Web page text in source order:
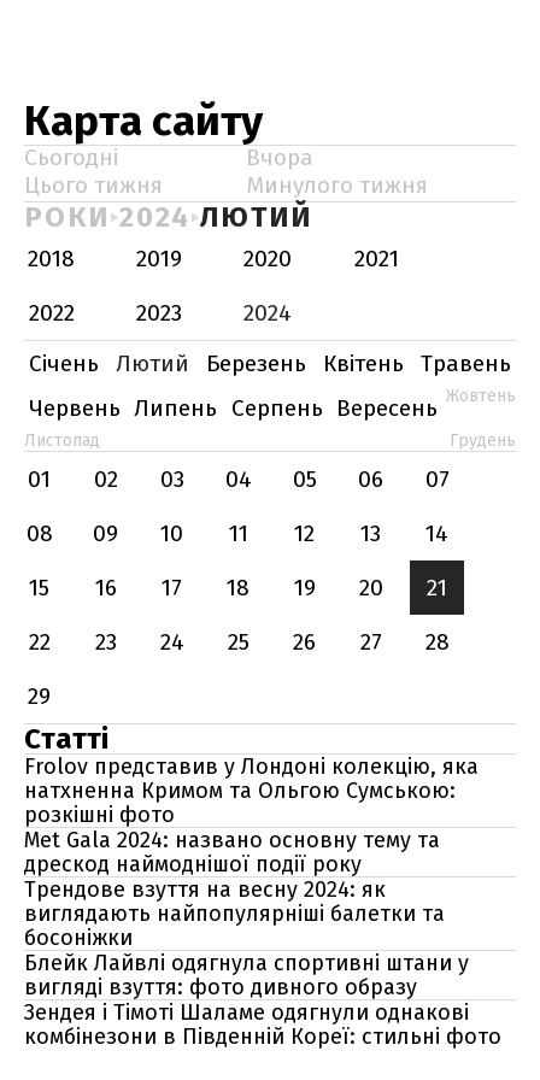
Карта сайту
Сьогодні
Вчора
Цього тижня
Минулого тижня
РОКИ 2024 ЛЮТИЙ
2018 2019 2020
2021
2022
2023
2024
Січень
Лютий Березень Квітень
Травень
Червень Липень Серпень Вересень Жовтень
Листопад Грудень
01 02 03 04 05 06
07
08
09 10 11 12 13
14
15
16 17 18 19 20
21
22
23 24 25 26 27
28
29
Статті
Frolov представив у Лондоні колекцію, яка
натхненна Кримом та Ольгою Сумською:
розкішні фото
Met Gala 2024: названо основну тему та
дрескод наймоднішої події року
Трендове взуття на весну 2024: як
виглядають найпопулярніші балетки та
босоніжки
Блейк Лайвлі одягнула спортивні штани у
вигляді взуття: фото дивного образу
Зендея і Тімоті Шаламе одягнули однакові
комбінезони в Південній Кореї: стильні фото